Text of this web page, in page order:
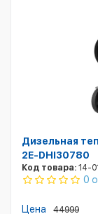
Дизельная
2E-DHI30780
Код товара: 14-
0
Цена 44999